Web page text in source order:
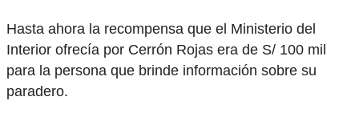
Hasta ahora la recompensa que el Ministerio del
Interior ofrecía por Cerrón Rojas era de S/ 100 mil
para la persona que brinde información sobre su
paradero.